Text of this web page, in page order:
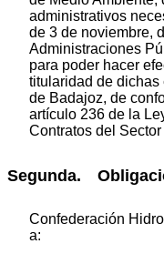
administrativos
de 3 de noviembre,
Administraciones
para poder hacer
titularidad de dichas
de Badajoz, de
artículo 236 de la
Contratos del
Segunda.
Confederación
a: